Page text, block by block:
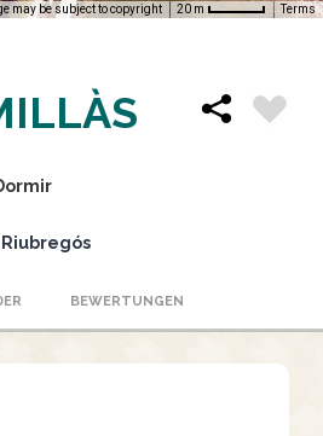
may be subject to copyright 20 m Terms
BEWERTUNGEN